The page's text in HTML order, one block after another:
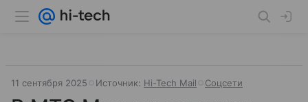
11 сентября 2025 Источник: Hi-Tech Mail Соцсети